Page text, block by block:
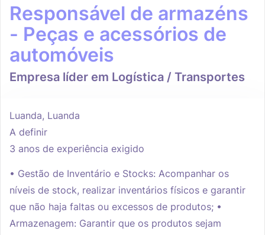
Responsável de armazéns
- Peças e acessórios de
automóveis
Empresa líder em Logística / Transportes
Luanda, Luanda
A definir
3 anos de experiência exigido
• Gestão de Inventário e Stocks: Acompanhar os
níveis de stock, realizar inventários físicos e garantir
que não haja faltas ou excessos de produtos; •
Armazenagem: Garantir que os produtos sejam